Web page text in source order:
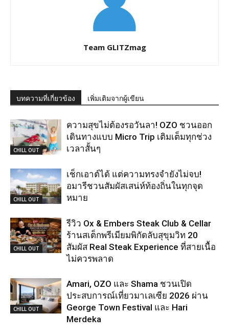
Team GLITZmag
บทความที่เกี่ยวข้อง เพิ่มเติมจากผู้เขียน
CHILL OUT
ความสุขไม่ต้องรอวันลา! OZO ชวนออก
เดินทางแบบ Micro Trip เติมเต็มทุกช่วง
เวลาสั้นๆ
CHILL OUT
เช็กเอาต์ได้ แต่ความทรงจำยังไม่จบ!
อมารีชวนสัมผัสเสน่ห์ท้องถิ่นในทุกจุด
หมาย
CHILL OUT
รีวิว Ox & Embers Steak Club & Cellar
ร้านสเต็กพรีเมียมพิกัดลับสุขุมวิท 20
สัมผัส Real Steak Experience ที่สายเนื้อ
ไม่ควรพลาด
CHILL OUT
Amari, OZO และ Shama ชวนเปิด
ประสบการณ์เที่ยวมาเลเซีย 2026 ผ่าน
George Town Festival และ Hari
Merdeka